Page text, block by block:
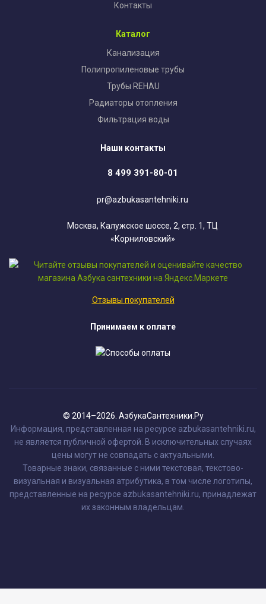
Контакты
Каталог
Канализация
Полипропиленовые трубы
Трубы REHAU
Радиаторы отопления
Фильтрация воды
Наши контакты
8 499 391-80-01
pr@azbukasantehniki.ru
Москва, Калужское шоссе, 2, стр. 1, ТЦ
«Корниловский»
Отзывы покупателей
Принимаем к оплате
© 2014–2026. АзбукаСантехники.Ру
Информация, представленная на ресурсе azbukasantehniki.ru,
не является публичной офертой. В исключительных случаях
цены могут не совпадать с актуальными.
Товарные знаки, связанные с ними текстовая, текстово-
визуальная и визуальная атрибутика, в том числе логотипы,
представленные на ресурсе azbukasantehniki.ru, принадлежат
их законным владельцам.